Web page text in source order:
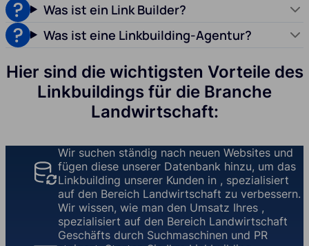
Was ist ein Link Builder?
Was ist eine Linkbuilding-Agentur?
Hier sind die wichtigsten Vorteile des
Linkbuildings für die Branche
Landwirtschaft:
Wir suchen ständig nach neuen Websites und
fügen diese unserer Datenbank hinzu, um das
Linkbuilding unserer Kunden in , spezialisiert
auf den Bereich Landwirtschaft zu verbessern.
Wir wissen, wie man den Umsatz Ihres ,
spezialisiert auf den Bereich Landwirtschaft
Geschäfts durch Suchmaschinen und PR